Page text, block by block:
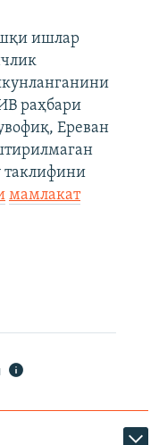
ишлар
раҳбари
Ереван
таклифини
мамлакат